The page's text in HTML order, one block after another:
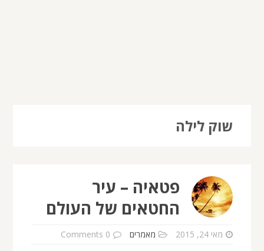
שוק לילה
פטאיה – עיר
החטאים של העולם
מאי 24, 2015 מאמרים 0 Comments